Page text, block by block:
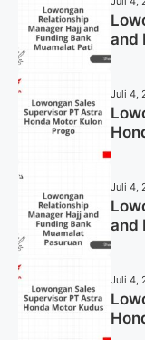
and
Juli 4,
Juli 4,
and
Juli 4,